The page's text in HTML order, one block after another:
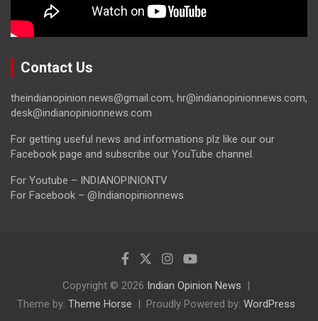
Contact Us
theindianopinion.news@gmail.com, hr@indianopinionnews.com,
desk@indianopinionnews.com
For getting useful news and informations plz like our our
Facebook page and subscribe our YouTube channel.
For Youtube – INDIANOPINIONTV
For Facebook – @Indianopinionnews
Copyright © 2026 Indian Opinion News
Theme by: Theme Horse Proudly Powered by: WordPress